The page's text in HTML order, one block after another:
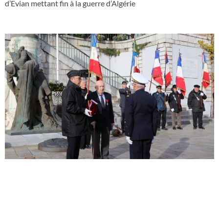
d’Evian mettant fin à la guerre d’Algérie